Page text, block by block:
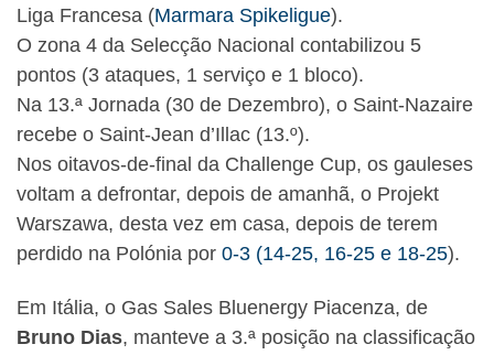
Liga Francesa (Marmara Spikeligue).
O zona 4 da Selecção Nacional contabilizou 5
pontos (3 ataques, 1 serviço e 1 bloco).
Na 13.ª Jornada (30 de Dezembro), o Saint-Nazaire
recebe o Saint-Jean d’Illac (13.º).
Nos oitavos-de-final da Challenge Cup, os gauleses
voltam a defrontar, depois de amanhã, o Projekt
Warszawa, desta vez em casa, depois de terem
perdido na Polónia por 0-3 (14-25, 16-25 e 18-25).
Em Itália, o Gas Sales Bluenergy Piacenza, de
Bruno Dias, manteve a 3.ª posição na classificação